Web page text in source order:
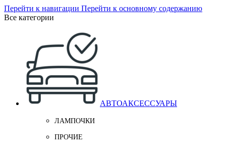
Перейти к навигации Перейти к основному содержанию
Все категории
АВТОАКСЕССУАРЫ
ЛАМПОЧКИ
ПРОЧИЕ